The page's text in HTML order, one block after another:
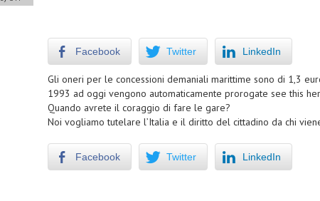
Facebook Twitter LinkedIn
Gli oneri per le concessioni demaniali marittime sono di 1,3
1993 ad oggi vengono automaticamente prorogate see this
Quando avrete il coraggio di fare le gare?
Noi vogliamo tutelare l’Italia e il diritto del cittadino da chi
Facebook Twitter LinkedIn